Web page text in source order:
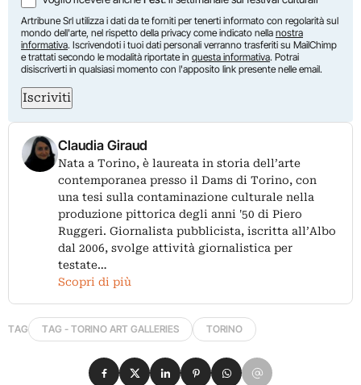
Artribune Srl utilizza i dati da te forniti per tenerti informato con regolarità sul
mondo dell'arte, nel rispetto della privacy come indicato nella nostra
informativa. Iscrivendoti i tuoi dati personali verranno trasferiti su MailChimp
e trattati secondo le modalità riportate in questa informativa. Potrai
disiscriverti in qualsiasi momento con l'apposito link presente nelle email.
Iscriviti
Claudia Giraud
Nata a Torino, è laureata in storia dell’arte
contemporanea presso il Dams di Torino, con
una tesi sulla contaminazione culturale nella
produzione pittorica degli anni '50 di Piero
Ruggeri. Giornalista pubblicista, iscritta all’Albo
dal 2006, svolge attività giornalistica per
testate…
Scopri di più
TAG TAG - TORINO ART GALLERIES TORINO
Condividi su Facebook
Condividi su X
Condividi su LinkedIn
Condividi su Pinterest
Condividi su WhatsApp
Condividi su Email